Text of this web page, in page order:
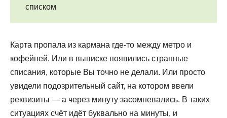
списком
Карта пропала из кармана где-то между метро и
кофейней. Или в выписке появились странные
списания, которые Вы точно не делали. Или просто
увидели подозрительный сайт, на котором ввели
реквизиты — а через минуту засомневались. В таких
ситуациях счёт идёт буквально на минуты, и